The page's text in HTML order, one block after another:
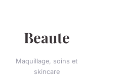
Beaute
Maquillage, soins et
skincare